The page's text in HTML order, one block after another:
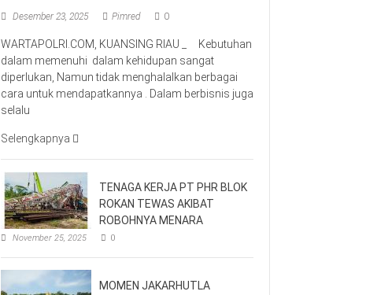
Desember 23, 2025 Pimred 0
WARTAPOLRI.COM, KUANSING RIAU _ Kebutuhan
dalam memenuhi dalam kehidupan sangat
diperlukan, Namun tidak menghalalkan berbagai
cara untuk mendapatkannya . Dalam berbisnis juga
selalu
Selengkapnya
TENAGA KERJA PT PHR BLOK
ROKAN TEWAS AKIBAT
ROBOHNYA MENARA
November 25, 2025 0
MOMEN JAKARHUTLA